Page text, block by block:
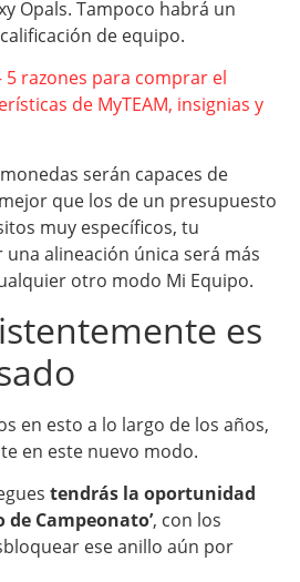
Opals. Tampoco habrá un
de equipo.
5 razones para comprar el
de MyTEAM, insignias y
serán capaces de
que los de un presupuesto
muy específicos, tu
alineación única será más
otro modo Mi Equipo.
es
en esto a lo largo de los años,
en este nuevo modo.
tendrás la oportunidad
de Campeonato’, con los
ese anillo aún por